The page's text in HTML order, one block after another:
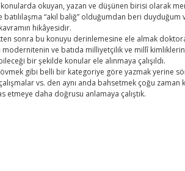
konularda okuyan, yazan ve düşünen birisi olarak
“akıl baliğ” olduğumdan beri duyduğum
hikâyesidir.
sonra bu konuyu derinlemesine ele almak
ve batıda milliyetçilik ve millî
bir şekilde konular ele alınmaya çalışıldı.
gibi belli bir kategoriye göre yazmak yerine
vs. den aynı anda bahsetmek çoğu zaman
etmeye daha doğrusu anlamaya çalıştık.